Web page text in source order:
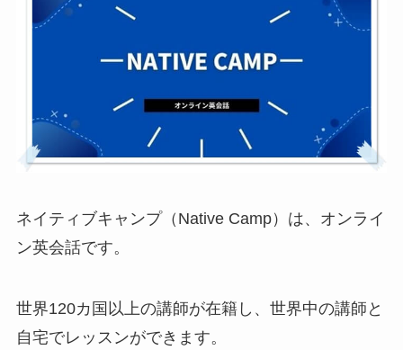
ネイティブキャンプ（Native Camp）は、オンライ
ン英会話です。
世界120カ国以上の講師が在籍し、世界中の講師と
自宅でレッスンができます。